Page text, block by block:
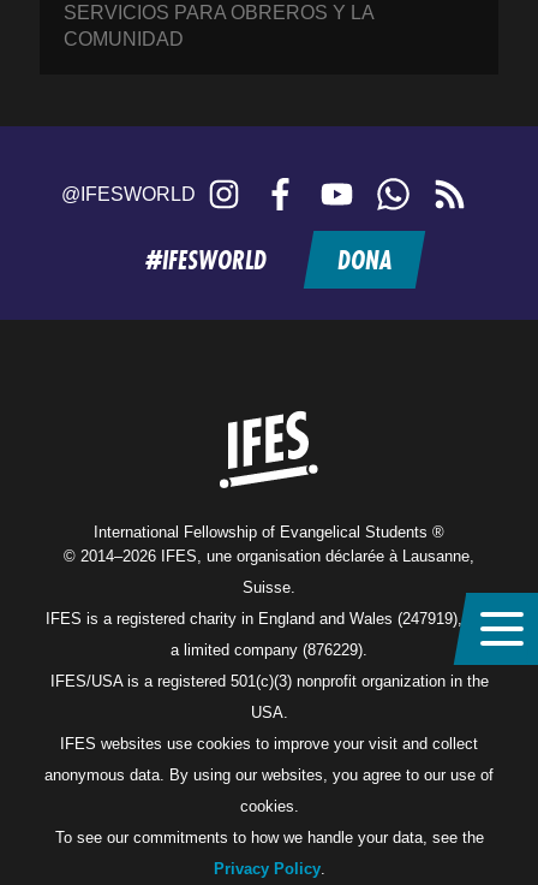
SERVICIOS PARA OBREROS Y LA
COMUNIDAD
@IFESWORLD Instagram FacebookYouTubeWhatsApp
feed
#IFESWORLD DONA
International Fellowship of Evangelical Students ®
© 2014–2026 IFES, une organisation déclarée à Lausanne,
Suisse.
IFES is a registered charity in England and Wales (247919), and
a limited company (876229).
IFES/USA is a registered 501(c)(3) nonprofit organization in the
USA.
IFES websites use cookies to improve your visit and collect
anonymous data. By using our websites, you agree to our use of
cookies.
To see our commitments to how we handle your data, see the
Privacy Policy.